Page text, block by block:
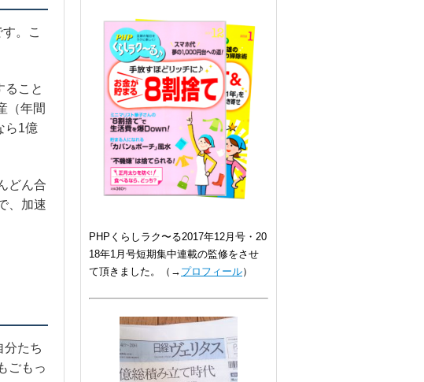
。こ
ること
（年間
ら1億
どん合
加速
分たち
ごもっ
PHPくらしラク〜る2017年12月号・20
18年1月号短期集中連載の監修をさせ
て頂きました。（→ プロフィール）